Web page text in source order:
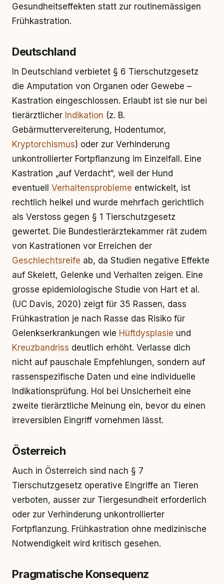
Gesundheitseffekten statt zur routinemässigen
Frühkastration.
Deutschland
In Deutschland verbietet § 6 Tierschutzgesetz
die Amputation von Organen oder Gewebe –
Kastration eingeschlossen. Erlaubt ist sie nur bei
tierärztlicher Indikation (z. B.
Gebärmuttervereiterung, Hodentumor,
Kryptorchismus) oder zur Verhinderung
unkontrollierter Fortpflanzung im Einzelfall. Eine
Kastration „auf Verdacht“, weil der Hund
eventuell Verhaltensprobleme entwickelt, ist
rechtlich heikel und wurde mehrfach gerichtlich
als Verstoss gegen § 1 Tierschutzgesetz
gewertet. Die Bundestierärztekammer rät zudem
von Kastrationen vor Erreichen der
Geschlechtsreife ab, da Studien negative Effekte
auf Skelett, Gelenke und Verhalten zeigen. Eine
grosse epidemiologische Studie von Hart et al.
(UC Davis, 2020) zeigt für 35 Rassen, dass
Frühkastration je nach Rasse das Risiko für
Gelenkserkrankungen wie Hüftdysplasie und
Kreuzbandriss deutlich erhöht. Verlasse dich
nicht auf pauschale Empfehlungen, sondern auf
rassenspezifische Daten und eine individuelle
Indikationsprüfung. Hol bei Unsicherheit eine
zweite tierärztliche Meinung ein, bevor du einen
irreversiblen Eingriff vornehmen lässt.
Österreich
Auch in Österreich sind nach § 7
Tierschutzgesetz operative Eingriffe an Tieren
verboten, ausser zur Tiergesundheit erforderlich
oder zur Verhinderung unkontrollierter
Fortpflanzung. Frühkastration ohne medizinische
Notwendigkeit wird kritisch gesehen.
Pragmatische Konsequenz